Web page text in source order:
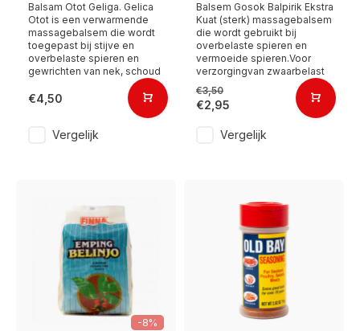
Balsam Otot Geliga. Gelica
Otot is een verwarmende
massagebalsem die wordt
toegepast bij stijve en
overbelaste spieren en
gewrichten van nek, schoud
€4,50
Vergelijk
Balsem Gosok Balpirik Ekstra
Kuat (sterk) massagebalsem
die wordt gebruikt bij
overbelaste spieren en
vermoeide spieren.Voor
verzorgingvan zwaarbelast
€3,50
€2,95
Vergelijk
-8%